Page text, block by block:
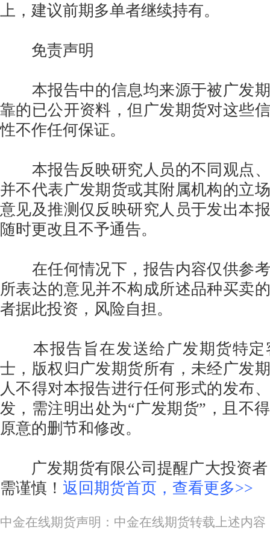
上，建议前期多单者继续持有。
免责声明
本报告中的信息均来源于被广发期
靠的已公开资料，但广发期货对这些
性不作任何保证。
本报告反映研究人员的不同观点、
并不代表广发期货或其附属机构的立
意见及推测仅反映研究人员于发出本
随时更改且不予通告。
在任何情况下，报告内容仅供参考
所表达的意见并不构成所述品种买卖
者据此投资，风险自担。
本报告旨在发送给广发期货特定
士，版权归广发期货所有，未经广发
人不得对本报告进行任何形式的发布
发，需注明出处为“广发期货”，且不
原意的删节和修改。
广发期货有限公司提醒广大投资者
需谨慎！ 返回期货首页，查看更多>>
中金在线期货声明：中金在线期货转载上述内